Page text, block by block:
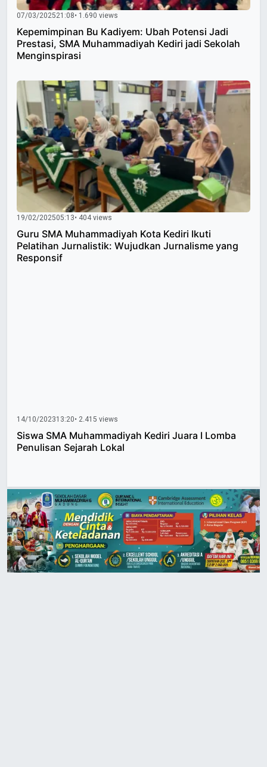
07/03/202521:08• 1.690 views
Kepemimpinan Bu Kadiyem: Ubah Potensi Jadi
Prestasi, SMA Muhammadiyah Kediri jadi Sekolah
Menginspirasi
19/02/202505:13• 404 views
Guru SMA Muhammadiyah Kota Kediri Ikuti
Pelatihan Jurnalistik: Wujudkan Jurnalisme yang
Responsif
14/10/202313:20• 2.415 views
Siswa SMA Muhammadiyah Kediri Juara I Lomba
Penulisan Sejarah Lokal